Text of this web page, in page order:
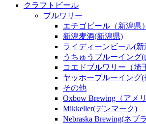
クラフトビール
ブルワリー
エチゴビール（新潟県）
新潟麦酒(新潟県)
ライディーンビール(新
うちゅうブルーイング
コエドブルワリー（埼
ヤッホーブルーイング(
その他
Oxbow Brewing（アメ
Mikkeller(デンマーク)
Nebraska Brewing(ネブ